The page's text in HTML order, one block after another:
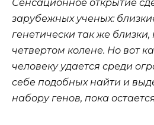
Сенсационное открытие
зарубежных ученых:
генетически так же
четвертом колене. Но вот
человеку удается среди
себе подобных найти и
набору генов, пока